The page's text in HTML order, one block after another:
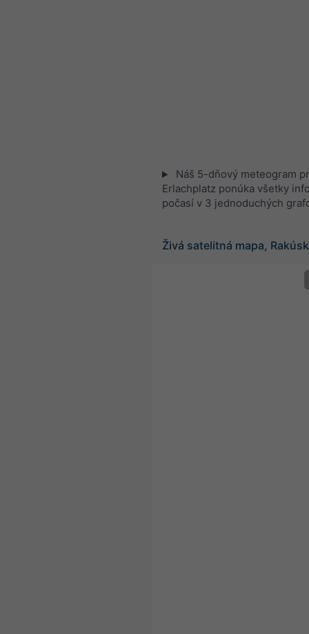
Náš 5-dňový meteogram
Erlachplatz ponúka všetky
počasí v 3 jednoduchých
Živá satelitná mapa,